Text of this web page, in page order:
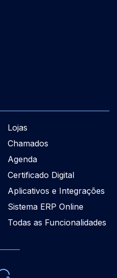
Lojas
Chamados
Agenda
Certificado Digital
Aplicativos e Integrações
Sistema ERP Online
Todas as Funcionalidades